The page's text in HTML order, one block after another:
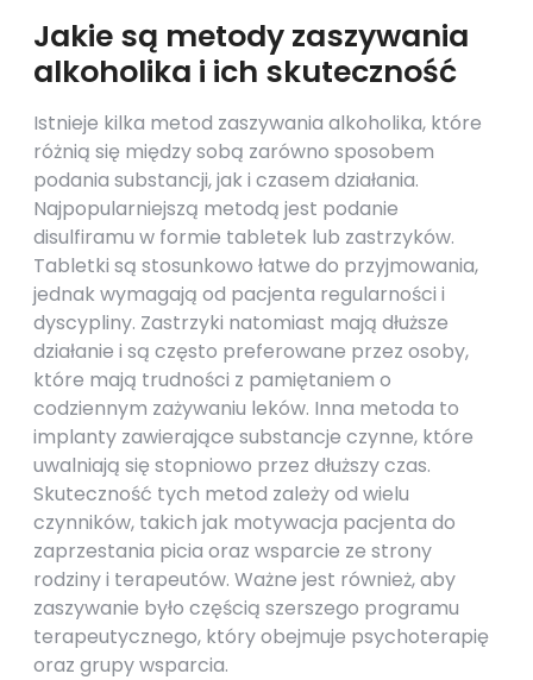
Jakie są metody zaszywania
alkoholika i ich skuteczność
Istnieje kilka metod zaszywania alkoholika, które
różnią się między sobą zarówno sposobem
podania substancji, jak i czasem działania.
Najpopularniejszą metodą jest podanie
disulfiramu w formie tabletek lub zastrzyków.
Tabletki są stosunkowo łatwe do przyjmowania,
jednak wymagają od pacjenta regularności i
dyscypliny. Zastrzyki natomiast mają dłuższe
działanie i są często preferowane przez osoby,
które mają trudności z pamiętaniem o
codziennym zażywaniu leków. Inna metoda to
implanty zawierające substancje czynne, które
uwalniają się stopniowo przez dłuższy czas.
Skuteczność tych metod zależy od wielu
czynników, takich jak motywacja pacjenta do
zaprzestania picia oraz wsparcie ze strony
rodziny i terapeutów. Ważne jest również, aby
zaszywanie było częścią szerszego programu
terapeutycznego, który obejmuje psychoterapię
oraz grupy wsparcia.